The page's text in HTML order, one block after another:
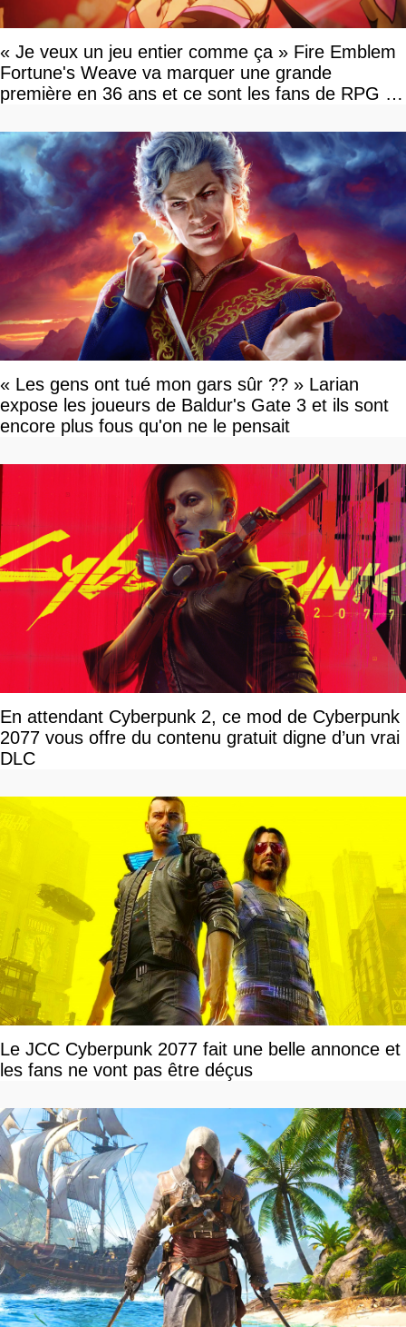
« Je veux un jeu entier comme ça » Fire Emblem
Fortune's Weave va marquer une grande
première en 36 ans et ce sont les fans de RPG en
« Les gens ont tué mon gars sûr ?? » Larian
expose les joueurs de Baldur's Gate 3 et ils sont
encore plus fous qu'on ne le pensait
En attendant Cyberpunk 2, ce mod de Cyberpunk
2077 vous offre du contenu gratuit digne d’un vrai
DLC
Le JCC Cyberpunk 2077 fait une belle annonce et
les fans ne vont pas être déçus